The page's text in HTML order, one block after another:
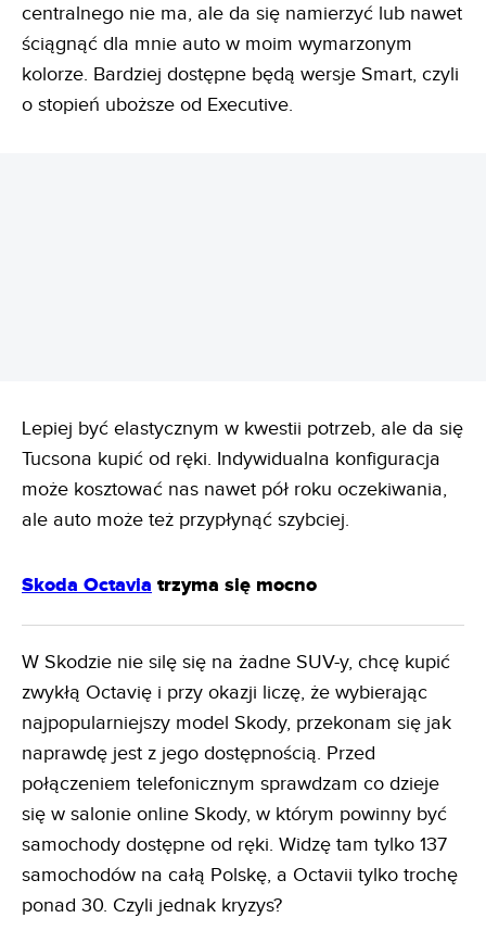
centralnego nie ma, ale da się namierzyć lub nawet
ściągnąć dla mnie auto w moim wymarzonym
kolorze. Bardziej dostępne będą wersje Smart, czyli
o stopień uboższe od Executive.
Lepiej być elastycznym w kwestii potrzeb, ale da się
Tucsona kupić od ręki. Indywidualna konfiguracja
może kosztować nas nawet pół roku oczekiwania,
ale auto może też przypłynąć szybciej.
Skoda Octavia trzyma się mocno
W Skodzie nie silę się na żadne SUV-y, chcę kupić
zwykłą Octavię i przy okazji liczę, że wybierając
najpopularniejszy model Skody, przekonam się jak
naprawdę jest z jego dostępnością. Przed
połączeniem telefonicznym sprawdzam co dzieje
się w salonie online Skody, w którym powinny być
samochody dostępne od ręki. Widzę tam tylko 137
samochodów na całą Polskę, a Octavii tylko trochę
ponad 30. Czyli jednak kryzys?